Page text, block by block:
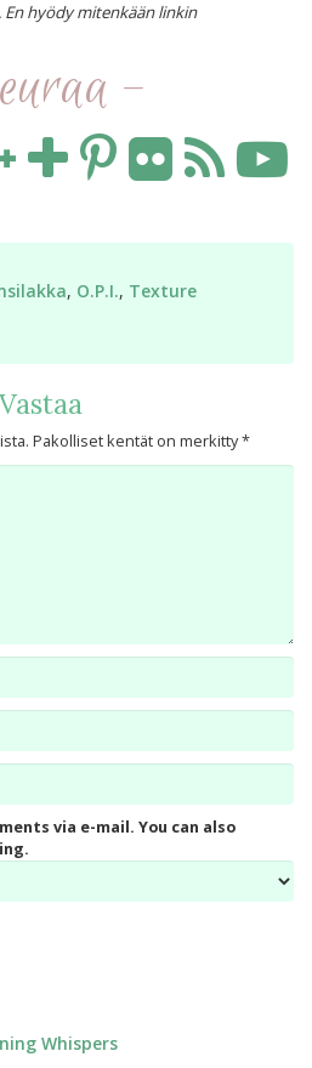
hyödy mitenkään linkin
-
, O.P.I., Texture
Vastaa
Pakolliset kentät on merkitty*
via e-mail. You can also
Whispers